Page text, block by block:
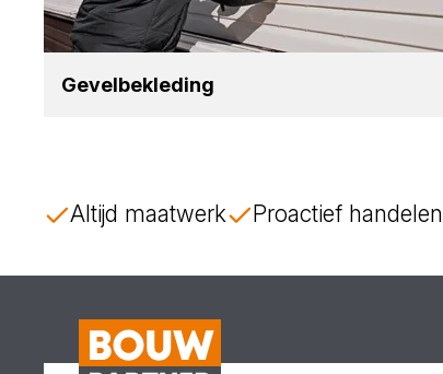
Gevel­be­kle­ding
Altijd maatwerk Proactief handelen